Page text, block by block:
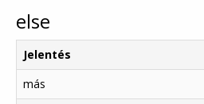
else
Jelentés
más